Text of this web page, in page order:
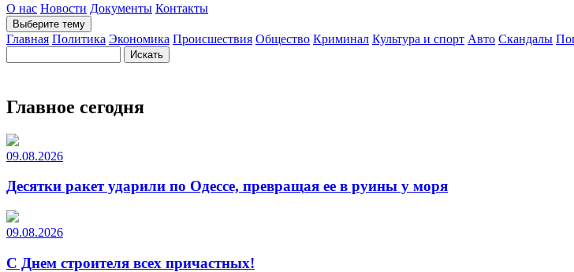
О нас Новости Документы Контакты
Выберите тему
Главная Политика Экономика Происшествия Общество Криминал Культура и спорт Авто Скандалы
Главное сегодня
09.08.2026
Десятки ракет ударили по Одессе, превращая ее в руины у моря
09.08.2026
С Днем строителя всех причастных!